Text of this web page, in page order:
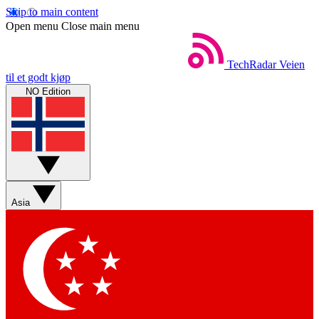
Skip to main content
Open menu Close main menu
TechRadar Veien
til et godt kjøp
NO Edition
Asia